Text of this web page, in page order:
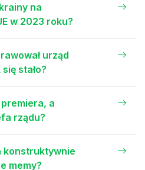
na
w 2023 roku?
urząd
stało?
a
rządu?
konstruktywnie
memy?